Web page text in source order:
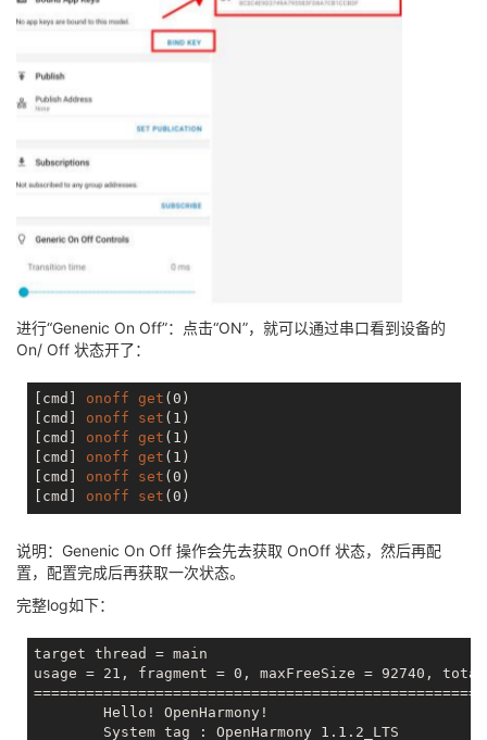
进行“Genenic On Off”：点击“ON”，就可以通过串口看到设备的
On/ Off 状态开了：
[cmd] onoff get
[cmd]
onoff set
[cmd]
onoff get
[cmd]
onoff get
[cmd]
onoff set
[cmd]
onoff set
说明：Genenic On Off 操作会先去获取 OnOff 状态，然后再配
置，配置完成后再获取一次状态。
完整log如下：
target thread = main
usage = 21, fragment = 0, maxFreeSize = 92740,
        Hello! OpenHarmony!
        System tag : OpenHarmony 1.1.2_LTS